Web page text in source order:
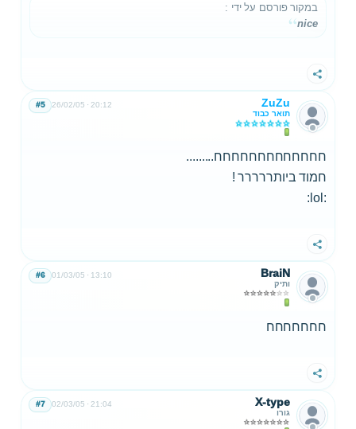
במקור פורסם על ידי :
nice
שתף
ZuZu
תואר כבוד
26/02/05 20:12
#5
חחחחחחחחחחחחח.........
חמוד ביותררררר !
:lol:
שתף
BraiN
ותיק
01/03/05 13:10
#6
חחחחחחח
שתף
X-type
גורו
02/03/05 21:04
#7